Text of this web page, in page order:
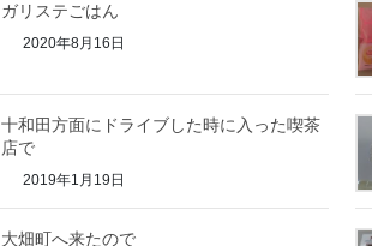
ガリステごはん
2020年8月16日
十和田方面にドライブした時に入った喫茶
店で
2019年1月19日
大畑町へ来たので